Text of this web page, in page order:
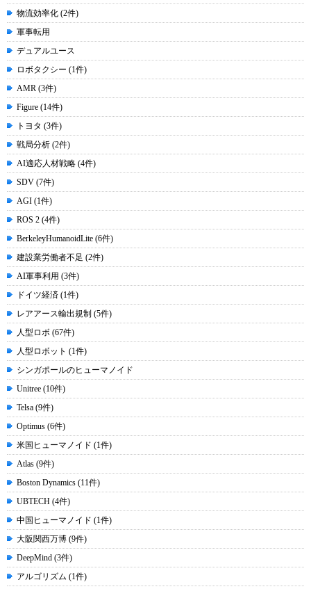
物流効率化 (2件)
軍事転用
デュアルユース
ロボタクシー (1件)
AMR (3件)
Figure (14件)
トヨタ (3件)
戦局分析 (2件)
AI適応人材戦略 (4件)
SDV (7件)
AGI (1件)
ROS 2 (4件)
BerkeleyHumanoidLite (6件)
建設業労働者不足 (2件)
AI軍事利用 (3件)
ドイツ経済 (1件)
レアアース輸出規制 (5件)
人型ロボ (67件)
人型ロボット (1件)
シンガポールのヒューマノイド
Unitree (10件)
Telsa (9件)
Optimus (6件)
米国ヒューマノイド (1件)
Atlas (9件)
Boston Dynamics (11件)
UBTECH (4件)
中国ヒューマノイド (1件)
大阪関西万博 (9件)
DeepMind (3件)
アルゴリズム (1件)